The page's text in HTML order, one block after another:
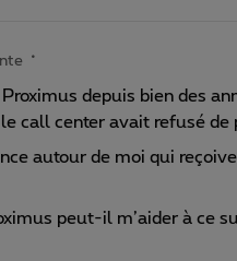
depuis bien des
call center avait refusé de
autour de moi qui
peut-il m’aider à ce